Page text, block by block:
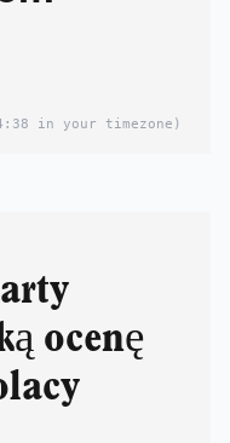
in your timezone)
ocenę